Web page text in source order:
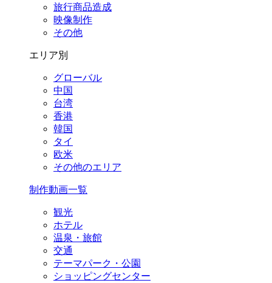
旅行商品造成
映像制作
その他
エリア別
グローバル
中国
台湾
香港
韓国
タイ
欧米
その他のエリア
制作動画一覧
観光
ホテル
温泉・旅館
交通
テーマパーク・公園
ショッピングセンター